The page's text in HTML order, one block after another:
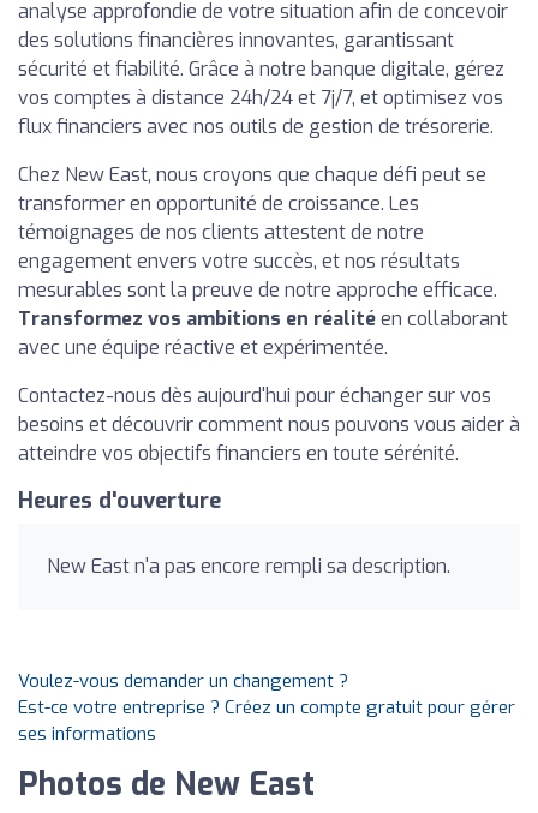
analyse approfondie de votre situation afin de concevoir
des solutions financières innovantes, garantissant
sécurité et fiabilité. Grâce à notre banque digitale, gérez
vos comptes à distance 24h/24 et 7j/7, et optimisez vos
flux financiers avec nos outils de gestion de trésorerie.
Chez New East, nous croyons que chaque défi peut se
transformer en opportunité de croissance. Les
témoignages de nos clients attestent de notre
engagement envers votre succès, et nos résultats
mesurables sont la preuve de notre approche efficace.
Transformez vos ambitions en réalitéen collaborant
avec une équipe réactive et expérimentée.
Contactez-nous dès aujourd'hui pour échanger sur vos
besoins et découvrir comment nous pouvons vous aider à
atteindre vos objectifs financiers en toute sérénité.
Heures d'ouverture
New East n'a pas encore rempli sa description.
Voulez-vous demander un changement ?
Est-ce votre entreprise ? Créez un compte gratuit pour gérer
ses informations
Photos de New East